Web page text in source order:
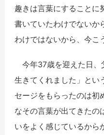
趣きは言葉にすることに
書いていたわけでないか
わけではないから、今こ
今年37歳を迎えた日、
生きてくれました」とい
セージをもらったのは初
なその言葉が出てきたの
いをよく感じているから